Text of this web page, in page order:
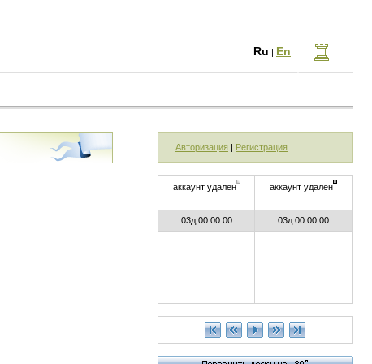
Ru | En
Авторизация | Регистрация
аккаунт удален аккаунт удален
03д 00:00:00 03д 00:00:00